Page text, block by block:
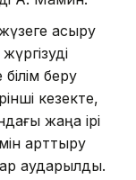
асыру
беру
кезекте,
жаңа ірі
арттыру
аударылды.